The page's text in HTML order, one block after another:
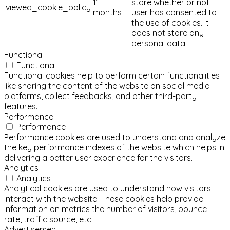
viewed_cookie_policy months
user has consented to
the use of cookies. It
does not store any
personal data.
Functional
Functional
Functional cookies help to perform certain functionalities
like sharing the content of the website on social media
platforms, collect feedbacks, and other third-party
features.
Performance
Performance
Performance cookies are used to understand and analyze
the key performance indexes of the website which helps in
delivering a better user experience for the visitors.
Analytics
Analytics
Analytical cookies are used to understand how visitors
interact with the website. These cookies help provide
information on metrics the number of visitors, bounce
rate, traffic source, etc.